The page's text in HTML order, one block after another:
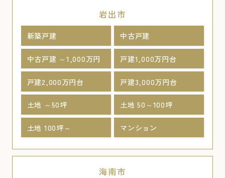
岩出市
新築戸建 中古戸建
中古戸建 ～1,000万円 戸建1,000万円台
戸建2,000万円台 戸建3,000万円台
土地 ～50坪 土地 50～100坪
土地 100坪～ マンション
海南市